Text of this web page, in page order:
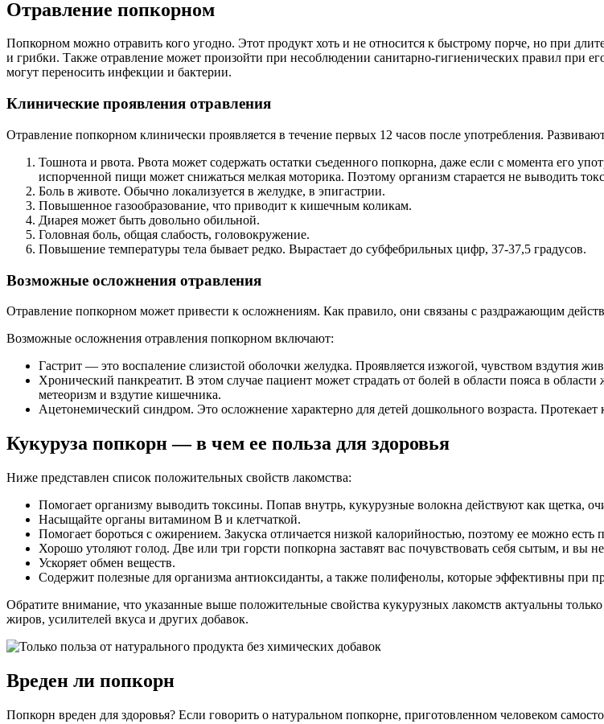
Отравление попкорном
Попкорном можно отравить кого угодно. Этот продукт хоть и не относится к быстрому порче, но при
и грибки. Также отравление может произойти при несоблюдении санитарно-гигиенических правил при
могут переносить инфекции и бактерии.
Клинические проявления отравления
Отравление попкорном клинически проявляется в течение первых 12 часов после употребления.
Тошнота и рвота. Рвота может содержать остатки съеденного попкорна, даже если с момента его
испорченной пищи может снижаться мелкая моторика. Поэтому организм старается не выводить
Боль в животе. Обычно локализуется в желудке, в эпигастрии.
Повышенное газообразование, что приводит к кишечным коликам.
Диарея может быть довольно обильной.
Головная боль, общая слабость, головокружение.
Повышение температуры тела бывает редко. Вырастает до субфебрильных цифр, 37-37,5 градусов.
Возможные осложнения отравления
Отравление попкорном может привести к осложнениям. Как правило, они связаны с раздражающим
Возможные осложнения отравления попкорном включают:
Гастрит — это воспаление слизистой оболочки желудка. Проявляется изжогой, чувством вздутия
Хронический панкреатит. В этом случае пациент может страдать от болей в области пояса в
метеоризм и вздутие кишечника.
Ацетонемический синдром. Это осложнение характерно для детей дошкольного возраста.
Кукуруза попкорн — в чем ее польза для здоровья
Ниже представлен список положительных свойств лакомства:
Помогает организму выводить токсины. Попав внутрь, кукурузные волокна действуют как щетка,
Насыщайте органы витамином B и клетчаткой.
Помогает бороться с ожирением. Закуска отличается низкой калорийностью, поэтому ее можно
Хорошо утоляют голод. Две или три горсти попкорна заставят вас почувствовать себя сытым, и вы не
Ускоряет обмен веществ.
Содержит полезные для организма антиоксиданты, а также полифенолы, которые эффективны при
Обратите внимание, что указанные выше положительные свойства кукурузных лакомств актуальны
жиров, усилителей вкуса и других добавок.
Вреден ли попкорн
Попкорн вреден для здоровья? Если говорить о натуральном попкорне, приготовленном человеком